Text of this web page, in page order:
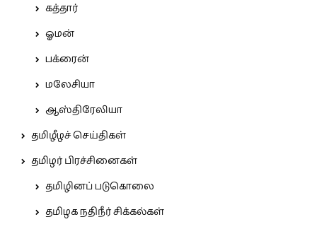
கத்தார்
ஓமன்
பக்ரைன்
மலேசியா
ஆஸ்திரேலியா
தமிழீழச் செய்திகள்
தமிழர் பிரச்சினைகள்
தமிழினப் படுகொலை
தமிழக நதிநீர் சிக்கல்கள்